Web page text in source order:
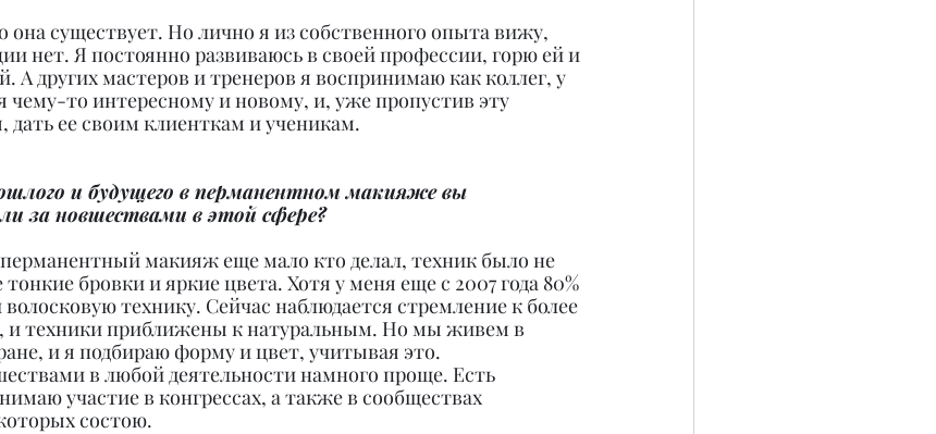
она существует. Но лично я из собственного опыта вижу,
нет. Я постоянно развиваюсь в своей профессии, горю ей и
А других мастеров и тренеров я воспринимаю как коллег, у
чему-то интересному и новому, и, уже пропустив эту
ее своим клиенткам и ученикам.
и будущего в перманентном макияже вы
за новшествами в этой сфере?
перманентный макияж еще мало кто делал, техник было не
бровки и яркие цвета. Хотя у меня еще с 2007 года 80%
технику. Сейчас наблюдается стремление к более
и техники приближены к натуральным. Но мы живем в
и я подбираю форму и цвет, учитывая это.
в любой деятельности намного проще. Есть
участие в конгрессах, а также в сообществах
состою.